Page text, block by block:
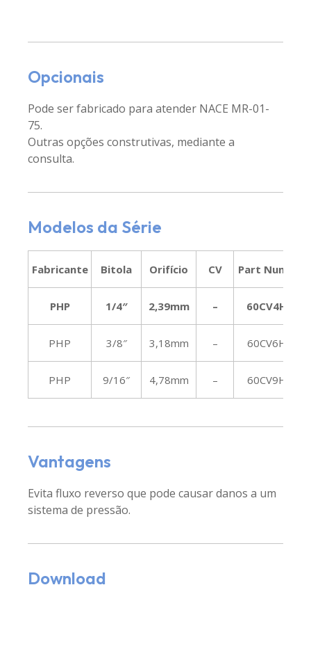
Opcionais
Pode ser fabricado para atender NACE MR-01-
75.
Outras opções construtivas, mediante a
consulta.
Fabricante Bitola Orifício CV Part Number
PHP 1/4″ 2,39mm – 60CV4HFS
PHP 3/8″ 3,18mm – 60CV6HFS
PHP 9/16″ 4,78mm – 60CV9HFS
Modelos da Série
Vantagens
Evita fluxo reverso que pode causar danos a um
sistema de pressão.
Download